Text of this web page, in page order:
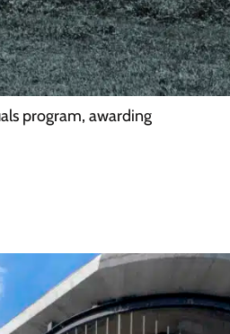
program, awarding